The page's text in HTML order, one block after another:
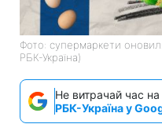
Фото: супермаркети
РБК-Україна)
Не витрачай час
РБК-Україна у